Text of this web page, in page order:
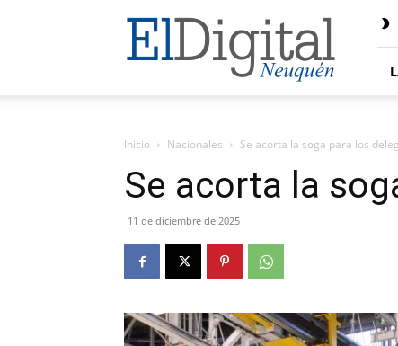
El
Digital
Neuquen
Inicio Nacionales Se acorta la soga para los
Se acorta la
11 de diciembre de 2025